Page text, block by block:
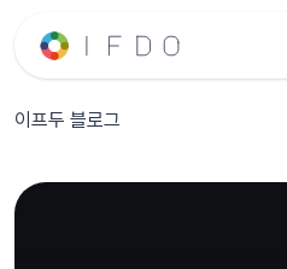
이프두 블로그